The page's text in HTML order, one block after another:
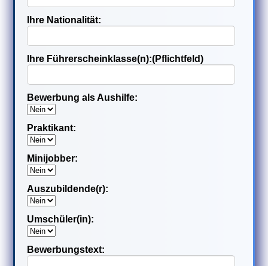
Ihre Nationalität:
Ihre Führerscheinklasse(n):(Pflichtfeld)
Bewerbung als Aushilfe:
Praktikant:
Minijobber:
Auszubildende(r):
Umschüler(in):
Bewerbungstext: